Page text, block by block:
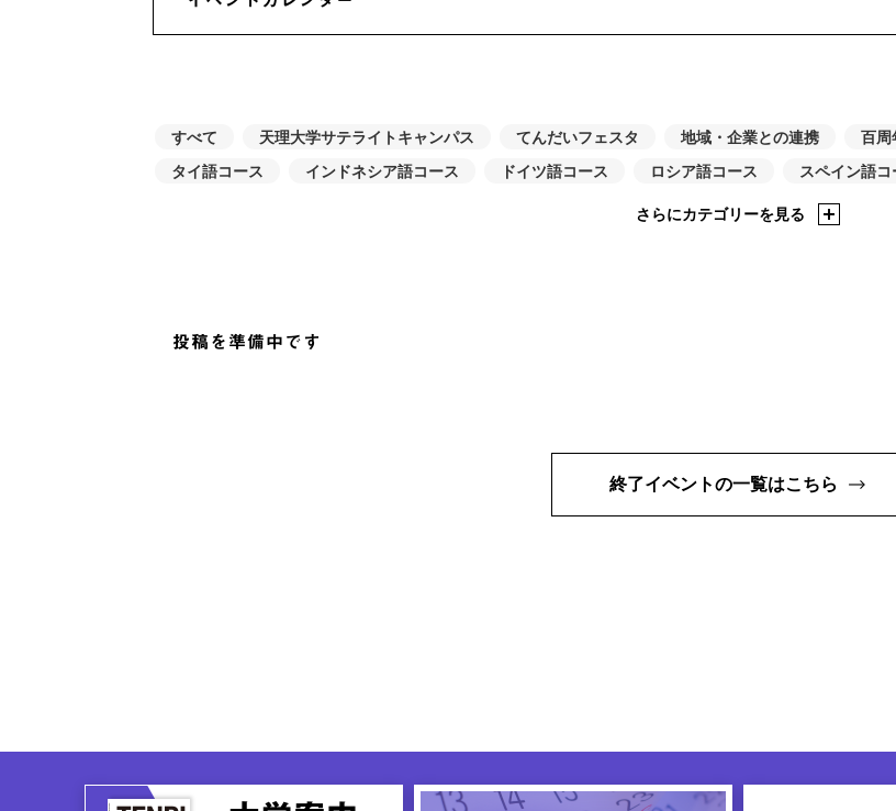
すべて 天理大学サテライトキャンパス てんだいフェスタ 地域・企業との連携 百周
タイ語コース
インドネシア語コース ドイツ語コース ロシア語コース スペイン語コ
さらにカテゴリーを見る
投稿を準備中です
終了イベントの一覧はこちら